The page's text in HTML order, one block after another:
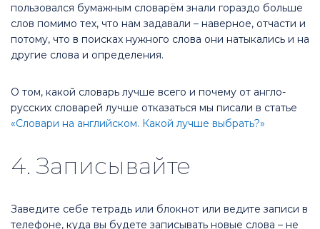
пользовался бумажным словарём знали гораздо больше
слов помимо тех, что нам задавали – наверное, отчасти и
потому, что в поисках нужного слова они натыкались и на
другие слова и определения.
О том, какой словарь лучше всего и почему от англо-
русских словарей лучше отказаться мы писали в статье
«Словари на английском. Какой лучше выбрать?»
4. Записывайте
Заведите себе тетрадь или блокнот или ведите записи в
телефоне, куда вы будете записывать новые слова – не